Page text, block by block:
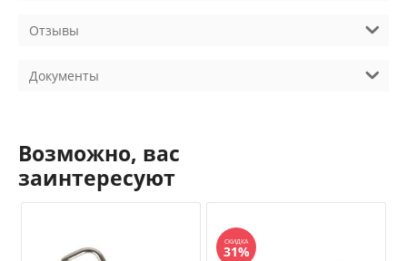
Отзывы
Документы
Возможно, вас
заинтересуют
СКИДКА
31%